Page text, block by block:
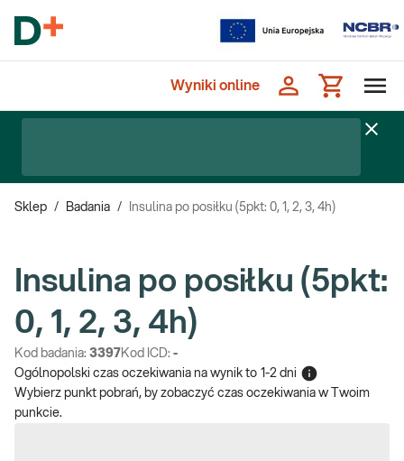
Wyniki online
Sklep / Badania / Insulina po posiłku (5pkt: 0, 1, 2, 3, 4h)
Insulina po posiłku (5pkt:
0, 1, 2, 3, 4h)
Kod badania: 3397 Kod ICD: -
Ogólnopolski czas oczekiwania na wynik to 1-2 dni
Wybierz punkt pobrań, by zobaczyć czas oczekiwania w Twoim
punkcie.